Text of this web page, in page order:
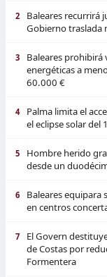
2
Baleares recurrirá
Gobierno traslada
3
Baleares prohibirá
energéticas a
60.000 €
4
Palma limita el
el eclipse solar del
5
Hombre herido
desde un
6
Baleares equipara
en centros
7
El Govern
de Costas por
Formentera